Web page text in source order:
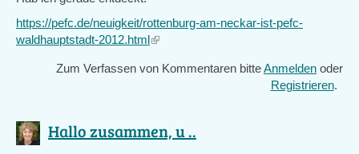
https://pefc.de/neuigkeit/rottenburg-am-neckar-ist-pefc-
waldhauptstadt-2012.html(link
external)
Zum Verfassen von Kommentaren bitteAnmelden oder
Registrieren.
Hallo zusammen, u ..